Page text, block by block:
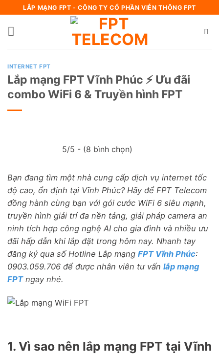
LẮP MẠNG FPT - CÔNG TY CỔ PHẦN VIỄN THÔNG FPT
INTERNET FPT
Lắp mạng FPT Vĩnh Phúc ⚡️ Ưu đãi
combo WiFi 6 & Truyền hình FPT
5/5 - (8 bình chọn)
Bạn đang tìm một nhà cung cấp dịch vụ internet tốc
độ cao, ổn định tại Vĩnh Phúc? Hãy để FPT Telecom
đồng hành cùng bạn với gói cước WiFi 6 siêu mạnh,
truyền hình giải trí đa nền tảng, giải pháp camera an
ninh tích hợp công nghệ AI cho gia đình và nhiều ưu
đãi hấp dẫn khi lắp đặt trong hôm nay. Nhanh tay
đăng ký qua số Hotline Lắp mạng FPT Vĩnh Phúc:
0903.059.706 để được nhân viên tư vấn lắp mạng
FPTngay nhé.
1. Vì sao nên lắp mạng FPT tại Vĩnh